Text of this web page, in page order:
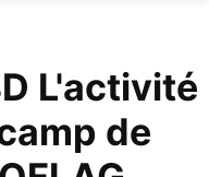
L'activité
de